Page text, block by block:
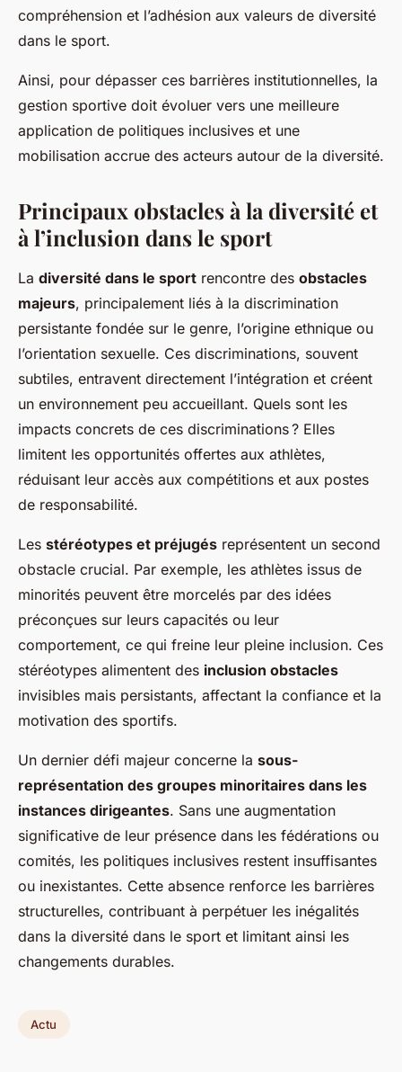
compréhension et l’adhésion aux valeurs de diversité
dans le sport.
Ainsi, pour dépasser ces barrières institutionnelles, la
gestion sportive doit évoluer vers une meilleure
application de politiques inclusives et une
mobilisation accrue des acteurs autour de la diversité.
Principaux obstacles à la diversité et
à l’inclusion dans le sport
La diversité dans le sport rencontre des obstacles
majeurs, principalement liés à la discrimination
persistante fondée sur le genre, l’origine ethnique ou
l’orientation sexuelle. Ces discriminations, souvent
subtiles, entravent directement l’intégration et créent
un environnement peu accueillant. Quels sont les
impacts concrets de ces discriminations ? Elles
limitent les opportunités offertes aux athlètes,
réduisant leur accès aux compétitions et aux postes
de responsabilité.
Les stéréotypes et préjugés représentent un second
obstacle crucial. Par exemple, les athlètes issus de
minorités peuvent être morcelés par des idées
préconçues sur leurs capacités ou leur
comportement, ce qui freine leur pleine inclusion. Ces
stéréotypes alimentent des inclusion obstacles
invisibles mais persistants, affectant la confiance et la
motivation des sportifs.
Un dernier défi majeur concerne la sous-
représentation des groupes minoritaires dans les
instances dirigeantes. Sans une augmentation
significative de leur présence dans les fédérations ou
comités, les politiques inclusives restent insuffisantes
ou inexistantes. Cette absence renforce les barrières
structurelles, contribuant à perpétuer les inégalités
dans la diversité dans le sport et limitant ainsi les
changements durables.
Actu